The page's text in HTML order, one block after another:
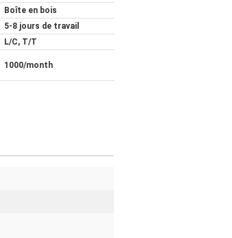
Boîte en bois
5-8 jours de travail
L/C, T/T
1000/month